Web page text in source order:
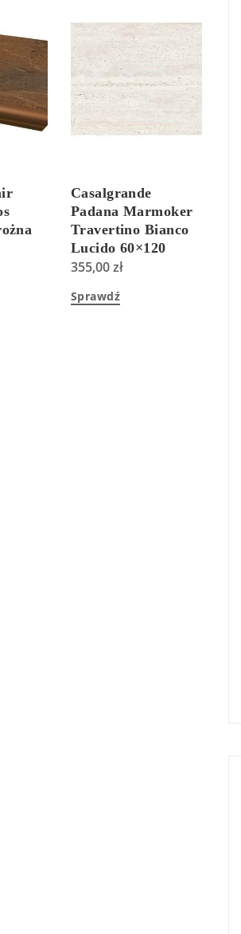
Casalgrande
Padana Marmoker
Travertino Bianco
Lucido 60×120
355,00zł
Sprawdź